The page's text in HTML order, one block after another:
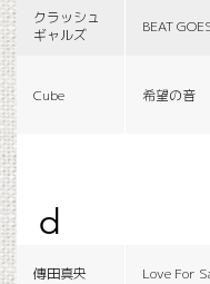
クラッシュ
ギャルズ
BEAT
Cube 希望の音
d
傳田真央 Love For